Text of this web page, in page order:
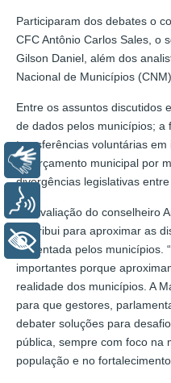
Participaram dos debates o
CFC Antônio Carlos Sales, o
Gilson Daniel, além dos
Nacional de Municípios
Entre os assuntos discutidos
de dados pelos municípios; a
transferências voluntárias
do orçamento municipal por
divergências legislativas
Na avaliação do conselheiro
contribui para aproximar as
enfrentada pelos municípios.
importantes porque
realidade dos municípios. A
para que gestores,
debater soluções para
pública, sempre com foco na
população e no
Libras
+ Acessibilidade